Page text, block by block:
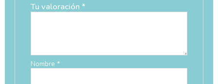
Tu valoración *
Nombre *